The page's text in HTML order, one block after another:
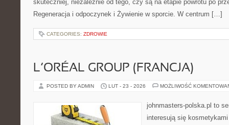
skuteczniej, niezależnie od tego, czy są na etapie powrotu po
Regeneracja i odpoczynek i Żywienie w sporcie. W centrum […]
CATEGORIES: ZDROWIE
L’ORÉAL GROUP (FRANCJA)
POSTED BY ADMIN LUT - 23 - 2026 MOŻLIWOŚĆ
johnmasters-polska.pl to
interesują się